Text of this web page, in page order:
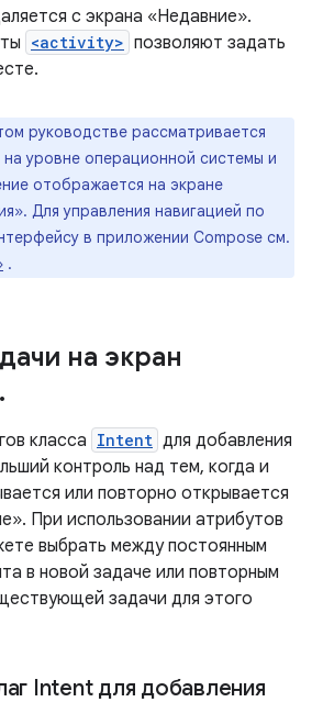
с экрана «Недавние».
<activity> позволяют задать
руководстве рассматривается
на уровне операционной системы и
отображается на экране
Для управления навигацией по
в приложении Compose см.
.
на экран
.
класса Intent для добавления
контроль над тем, когда и
или повторно открывается
При использовании атрибутов
выбрать между постоянным
в новой задаче или повторным
задачи для этого
Intent для добавления